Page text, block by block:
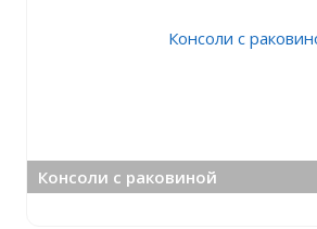
Консоли с раковиной